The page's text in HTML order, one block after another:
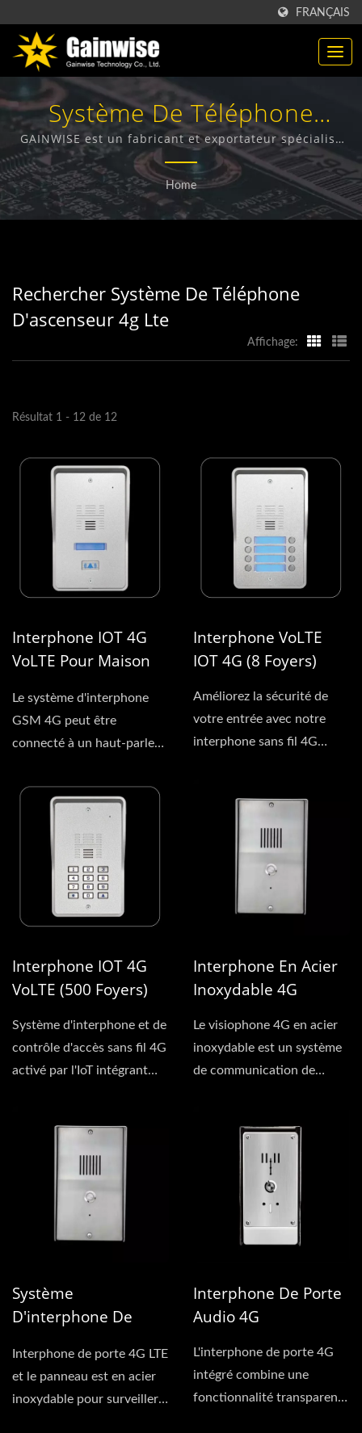
FRANÇAIS
Système De Téléphone
D'ascenseur 4g
LteRecherché | Fabricant De
Produits De
Gainwise Technology Co.,
GAINWISE est un fabricant et exportateur spécialisé
dans la conception, le développement et la
fabrication de terminaux sans fil fixes, d'interphones
4G, d'ouvre-portes 4G et de détecteurs de fumée 4G.
Home
Rechercher Système De Téléphone
D'ascenseur 4g Lte
Affichage:
Résultat 1 - 12 de 12
Interphone IOT 4G
VoLTE Pour Maison
Le système d'interphone
GSM 4G peut être
connecté à un haut-parleur,
bouton...
Interphone VoLTE
IOT 4G (8 Foyers)
Améliorez la sécurité de
votre entrée avec notre
interphone sans fil 4G
Interphone IOT 4G
VoLTE (500 Foyers)
Système d'interphone et de
contrôle d'accès sans fil 4G
activé par l'IoT intégrant
Interphone En Acier
Inoxydable 4G
Le visiophone 4G en acier
inoxydable est un système
de communication de
Système
D'interphone De
Interphone de porte 4G LTE
et le panneau est en acier
inoxydable pour surveiller
Interphone De Porte
Audio 4G
L'interphone de porte 4G
intégré combine une
fonctionnalité transparente